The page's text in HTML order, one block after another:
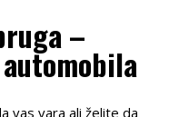
–
vas vara ali želite da